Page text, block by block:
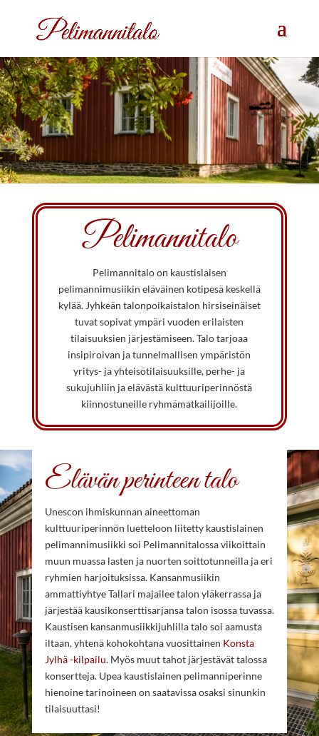
Pelimannitalo
Pelimannitalo on kaustislaisen
pelimannimusiikin eläväinen kotipesä keskellä
kylää. Jyhkeän talonpoikaistalon hirsiseinäiset
tuvat sopivat ympäri vuoden erilaisten
tilaisuuksien järjestämiseen. Talo tarjoaa
insipiroivan ja tunnelmallisen ympäristön
yritys- ja yhteisötilaisuuksille, perhe- ja
sukujuhliin ja elävästä kulttuuriperinnöstä
kiinnostuneille ryhmämatkailijoille.
Elävän perinteen talo
Unescon ihmiskunnan aineettoman
kulttuuriperinnön luetteloon liitetty kaustislainen
pelimannimusiikki soi Pelimannitalossa viikoittain
muun muassa lasten ja nuorten soittotunneilla ja eri
ryhmien harjoituksissa. Kansanmusiikin
ammattiyhtye Tallari majailee talon yläkerrassa ja
järjestää kausikonserttisarjansa talon isossa tuvassa.
Kaustisen kansanmusiikkijuhlilla talo soi aamusta
iltaan, yhtenä kohokohtana vuosittainen Konsta
Jylhä -kilpailu. Myös muut tahot järjestävät talossa
konsertteja. Upea kaustislainen pelimanniperinne
hienoine tarinoineen on saatavissa osaksi sinunkin
tilaisuuttasi!